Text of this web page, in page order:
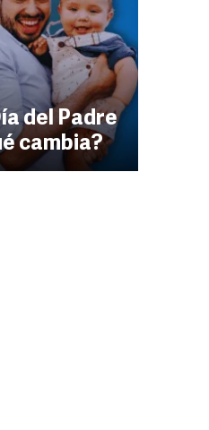
del Padre
cambia?